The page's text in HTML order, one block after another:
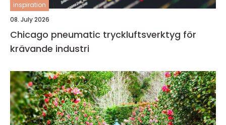
inspiration
08. July 2026
Chicago pneumatic tryckluftsverktyg för
krävande industri